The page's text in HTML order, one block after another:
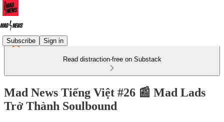
Subscribe Sign in
Read distraction-free on Substack
Mad News Tiếng Việt #26 📰 Mad Lads
Trở Thành Soulbound